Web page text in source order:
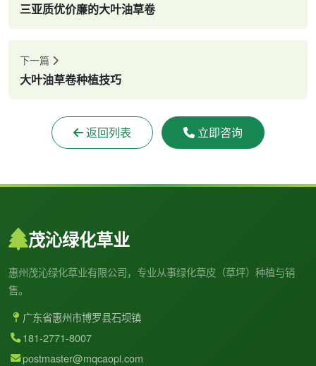
三亚质优价廉的大叶油草卷
下一篇
大叶油草卷种植技巧
返回列表 立即咨询
茂沁绿化草业
惠州茂沁绿化草业有限公司，专业从事绿化草皮（草坪）种植与销
售。
广东省惠州市博罗县石坝镇
181-2771-8007
postmaster@mqcaopi.com